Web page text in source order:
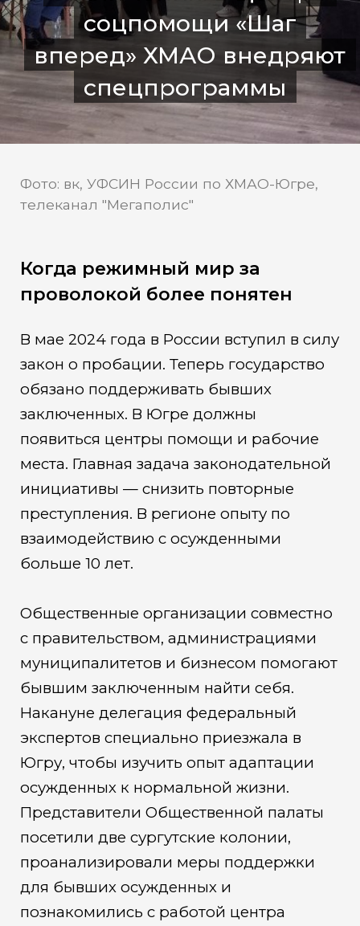
соцпомощи «Шаг
вперед» ХМАО внедряют
спецпрограммы
Фото: вк, УФСИН России по ХМАО-Югре,
телеканал "Мегаполис"
Когда режимный мир за
проволокой более понятен
В мае 2024 года в России вступил в силу
закон о пробации. Теперь государство
обязано поддерживать бывших
заключенных. В Югре должны
появиться центры помощи и рабочие
места. Главная задача законодательной
инициативы — снизить повторные
преступления. В регионе опыту по
взаимодействию с осужденными
больше 10 лет.
Общественные организации совместно
с правительством, администрациями
муниципалитетов и бизнесом помогают
бывшим заключенным найти себя.
Накануне делегация федеральный
экспертов специально приезжала в
Югру, чтобы изучить опыт адаптации
осужденных к нормальной жизни.
Представители Общественной палаты
посетили две сургутские колонии,
проанализировали меры поддержки
для бывших осужденных и
познакомились с работой центра